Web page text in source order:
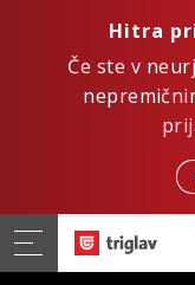
Hitra
Če ste v